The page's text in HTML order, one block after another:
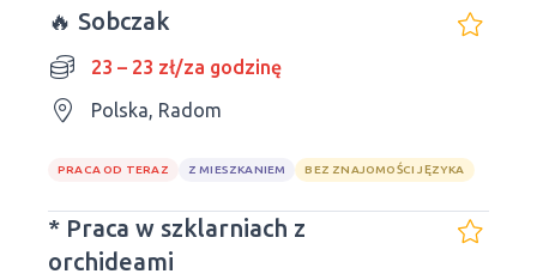
🔥 Sobczak
23 – 23 zł/za godzinę
Polska, Radom
PRACA OD TERAZ Z MIESZKANIEM BEZ ZNAJOMOŚCI JĘZYKA
* Praca w szklarniach z
orchideami